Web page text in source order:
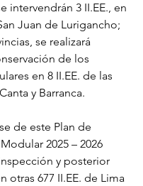
intervendrán 3 II.EE., en
Juan de Lurigancho;
se realizará
de los
en 8 II.EE. de las
y Barranca.
de este Plan de
2025 – 2026
y posterior
otras 677 II.EE. de Lima